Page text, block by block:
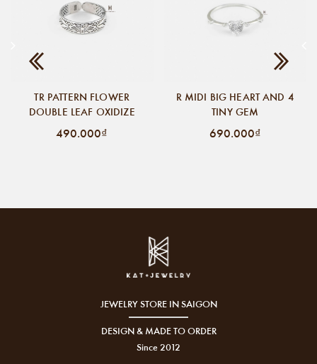
TR PATTERN FLOWER
DOUBLE LEAF OXIDIZE
490.000₫
R MIDI BIG HEART AND 4
TINY GEM
690.000₫
JEWELRY STORE IN SAIGON
DESIGN & MADE TO ORDER
Since 2012